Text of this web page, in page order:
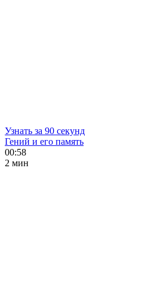
Узнать за 90 секунд
Гений и его память
00:58
2 мин